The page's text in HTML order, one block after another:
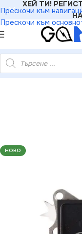
Прескочи към
Прескочи към
ХЕЙ ТИ!
»Розетки»
НОВО